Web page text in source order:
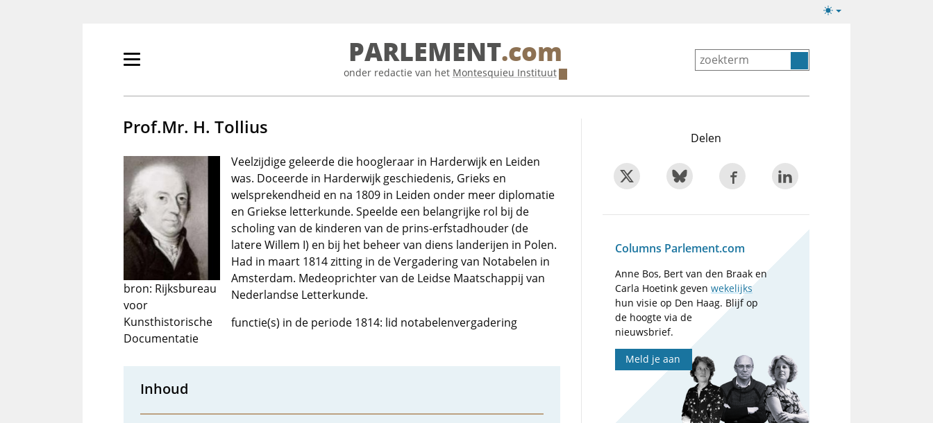
Lichte/donkere
Primair
tonen/verbergen
PARLEMENT.com
onder redactie van het Montesquieu Instituut
Prof.Mr. H. Tollius
bron: Rijksbureau
voor
Kunsthistorische
Documentatie
Veelzijdige geleerde die hoogleraar in Harderwijk en Leiden
was. Doceerde in Harderwijk geschiedenis, Grieks en
welsprekendheid en na 1809 in Leiden onder meer diplomatie
en Griekse letterkunde. Speelde een belangrijke rol bij de
scholing van de kinderen van de prins-erfstadhouder (de
latere Willem I) en bij het beheer van diens landerijen in Polen.
Had in maart 1814 zitting in de Vergadering van Notabelen in
Amsterdam. Medeoprichter van de Leidse Maatschappij van
Nederlandse Letterkunde.
functie(s) in de periode 1814: lid notabelenvergadering
Inhoud
Delen
Columns Parlement.com
Anne Bos, Bert van den Braak en
Carla Hoetink gevenwekelijks
hun visie op Den Haag. Blijf op
de hoogte via de
nieuwsbrief.
Meld je aan